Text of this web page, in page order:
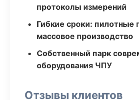
протоколы измерений
Гибкие сроки: пилотные
массовое производство
Собственный парк
оборудования ЧПУ
Отзывы клиентов